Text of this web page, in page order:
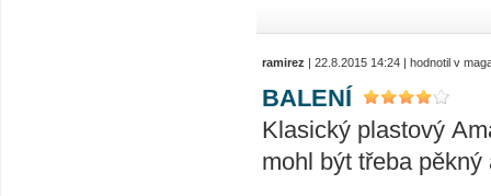
ramirez | 22.8.2015 14:24 | hodnotil v
BALENÍ
Klasický plastový
mohl být třeba pěkný